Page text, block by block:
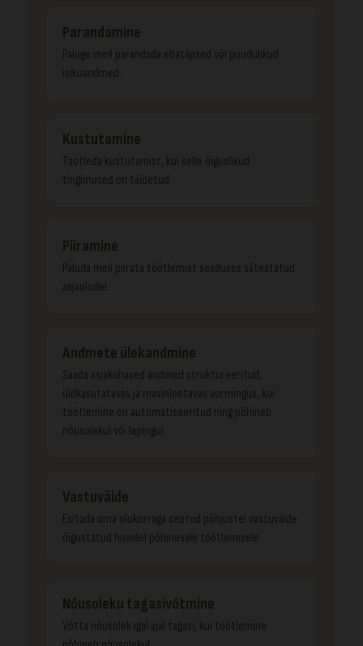
Parandamine
Paluge meil parandada ebatäpsed või puudulikud
isikuandmed.
Kustutamine
Taotleda kustutamist, kui selle õiguslikud
tingimused on täidetud.
Piiramine
Paluda meil piirata töötlemist seaduses sätestatud
asjaoludel.
Andmete ülekandmine
Saada asjakohased andmed struktureeritud,
üldkasutatavas ja masinloetavas vormingus, kui
töötlemine on automatiseeritud ning põhineb
nõusolekul või lepingul.
Vastuväide
Esitada oma olukorraga seotud põhjustel vastuväide
õigustatud huvidel põhinevale töötlemisele.
Nõusoleku tagasivõtmine
Võtta nõusolek igal ajal tagasi, kui töötlemine